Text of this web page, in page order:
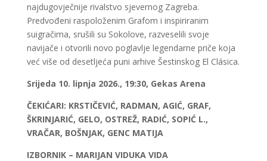
najdugovječnije rivalstvo sjevernog Zagreba.
Predvođeni raspoloženim Grafom i inspiriranim
suigračima, srušili su Sokolove, razveselili svoje
navijače i otvorili novo poglavlje legendarne priče koja
već više od desetljeća puni arhive Šestinskog El Clásica.
Srijeda 10. lipnja 2026., 19:30, Gekas Arena
ČEKIĆARI: KRSTIČEVIĆ, RADMAN, AGIĆ, GRAF,
ŠKRINJARIĆ, GELO, OSTREŽ, RADIĆ, SOPIĆ L.,
VRAČAR, BOŠNJAK, GENC MATIJA
IZBORNIK – MARIJAN VIDUKA VIDA